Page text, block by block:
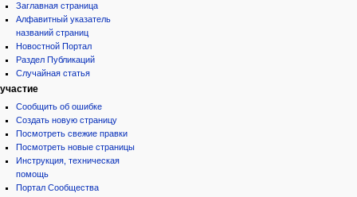
Заглавная страница
Алфавитный указатель
названий страниц
Новостной Портал
Раздел Публикаций
Случайная статья
участие
Сообщить об ошибке
Создать новую страницу
Посмотреть свежие правки
Посмотреть новые страницы
Инструкция, техническая
помощь
Портал Сообщества